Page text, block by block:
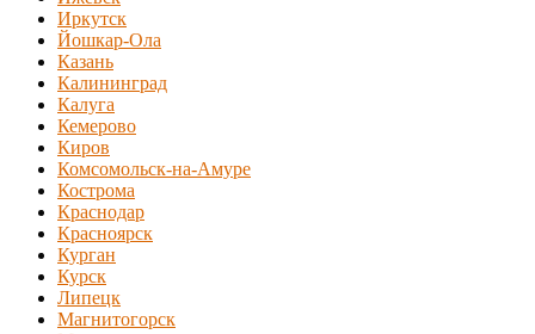
Иркутск
Йошкар-Ола
Казань
Калининград
Калуга
Кемерово
Киров
Комсомольск-на-Амуре
Кострома
Краснодар
Красноярск
Курган
Курск
Липецк
Магнитогорск